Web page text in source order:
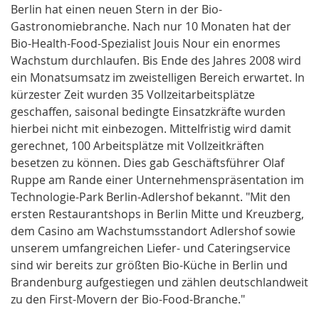
Berlin hat einen neuen Stern in der Bio-
Gastronomiebranche. Nach nur 10 Monaten hat der
Bio-Health-Food-Spezialist Jouis Nour ein enormes
Wachstum durchlaufen. Bis Ende des Jahres 2008 wird
ein Monatsumsatz im zweistelligen Bereich erwartet. In
kürzester Zeit wurden 35 Vollzeitarbeitsplätze
geschaffen, saisonal bedingte Einsatzkräfte wurden
hierbei nicht mit einbezogen. Mittelfristig wird damit
gerechnet, 100 Arbeitsplätze mit Vollzeitkräften
besetzen zu können. Dies gab Geschäftsführer Olaf
Ruppe am Rande einer Unternehmenspräsentation im
Technologie-Park Berlin-Adlershof bekannt. "Mit den
ersten Restaurantshops in Berlin Mitte und Kreuzberg,
dem Casino am Wachstumsstandort Adlershof sowie
unserem umfangreichen Liefer- und Cateringservice
sind wir bereits zur größten Bio-Küche in Berlin und
Brandenburg aufgestiegen und zählen deutschlandweit
zu den First-Movern der Bio-Food-Branche."